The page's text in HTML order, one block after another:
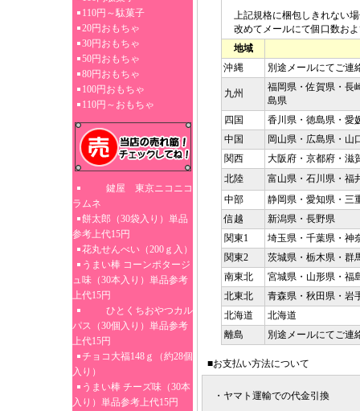
110円～駄菓子
20円おもちゃ
30円おもちゃ
50円おもちゃ
80円おもちゃ
100円おもちゃ
110円～おもちゃ
鍵屋 東京ニコニコ
ラムネ
餅太郎（30袋入り）単品
参考上代15円
花丸せんべい（200ｇ入）
うまい棒 コーンポタージ
ュ味（30本入り）単品参考
上代15円
ひとくちおやつカル
パス（30個入り）単品参考
上代15円
チョコ大福148ｇ（約28個
入り）
うまい棒 チーズ味（30本
入り）単品参考上代15円
上記規格に梱包しきれない
改めてメールにて個口数お
地域
沖縄
別途メールにてご連
九州
福岡県・佐賀県・長
島県
四国
香川県・徳島県・愛
中国
岡山県・広島県・山
関西
大阪府・京都府・滋
北陸
富山県・石川県・福
中部
静岡県・愛知県・三
信越
新潟県・長野県
関東1
埼玉県・千葉県・神
関東2
茨城県・栃木県・群
南東北
宮城県・山形県・福
北東北
青森県・秋田県・岩
北海道
北海道
離島
別途メールにてご連
■お支払い方法について
・ヤマト運輸での代金引換